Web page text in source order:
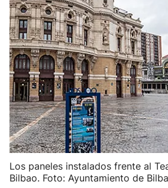
Los paneles instalados frente al
Bilbao. Foto: Ayuntamiento de